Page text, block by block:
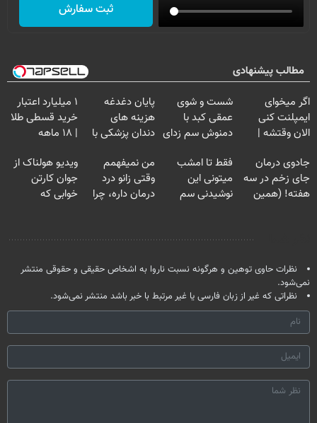
ثبت سفارش
مطالب پیشنهادی
اگر میخوای
ایمپلنت کنی
الان وقتشه |
میلیون تومان!!!
شست و شوی
عمقی کبد با
دمنوش سم زدای
پایان دغدغه
هزینه های
دندان پزشکی با
خانگی
۱ میلیارد اعتبار
خرید قسطی طلا
| ۱۸ ماهه
جادوی درمان
جای زخم در سه
هفته! (همین
فقط تا امشب
میتونی این
نوشیدنی سم
بخری
من نمیفهمم
وقتی زانو درد
درمان داره، چرا
ویدیو هولناک از
جوان کارتن
خوابی که
نظرات حاوی توهین و هرگونه نسبت ناروا به اشخاص حقیقی و حقوقی منتشر
نمی‌شود.
نظراتی که غیر از زبان فارسی یا غیر مرتبط با خبر باشد منتشر نمی‌شود.